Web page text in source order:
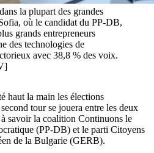
la plupart des grandes
où le candidat du PP-DB,
grands entrepreneurs
des technologies de
avec 38,8 % des voix.
haut la main les élections
tour se jouera entre les deux
savoir la coalition Continuons le
(PP-DB) et le parti Citoyens
de la Bulgarie (GERB).